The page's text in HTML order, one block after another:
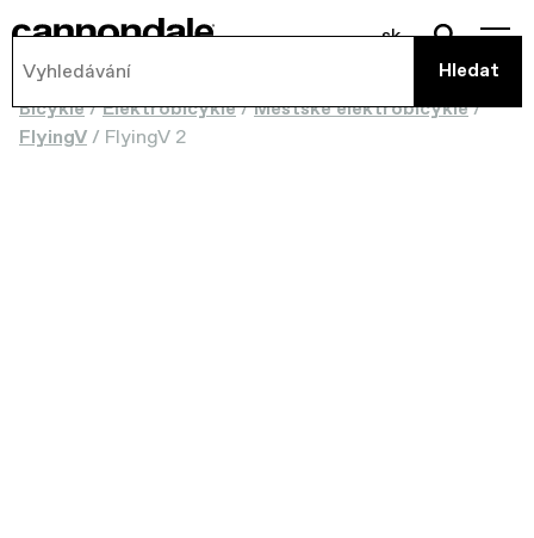
sk
Bicykle/Elektrobicykle/Městské elektrobicykle/
FlyingV/ FlyingV 2